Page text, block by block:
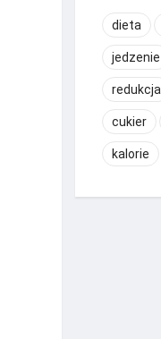
dieta
jedzenie
redukcja
cukier
kalorie